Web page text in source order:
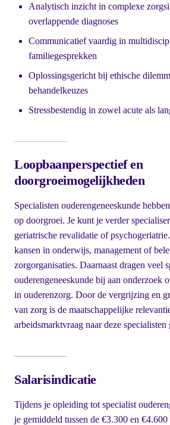
Analytisch inzicht in complexe
overlappende diagnoses
Communicatief vaardig in
familiegesprekken
Oplossingsgericht bij ethische
behandelkeuzes
Stressbestendig in zowel acute als
Loopbaanperspectief en
doorgroeimogelijkheden
Specialisten ouderengeneeskunde
op doorgroei. Je kunt je verder
geriatrische revalidatie of
kansen in onderwijs, management of
zorgorganisaties. Daarnaast dragen veel
ouderengeneeskunde bij aan onderzoek
in ouderenzorg. Door de vergrijzing en
van zorg is de maatschappelijke
arbeidsmarktvraag naar deze specialisten
Salarisindicatie
Tijdens je opleiding tot specialist
je gemiddeld tussen de €3.300 en